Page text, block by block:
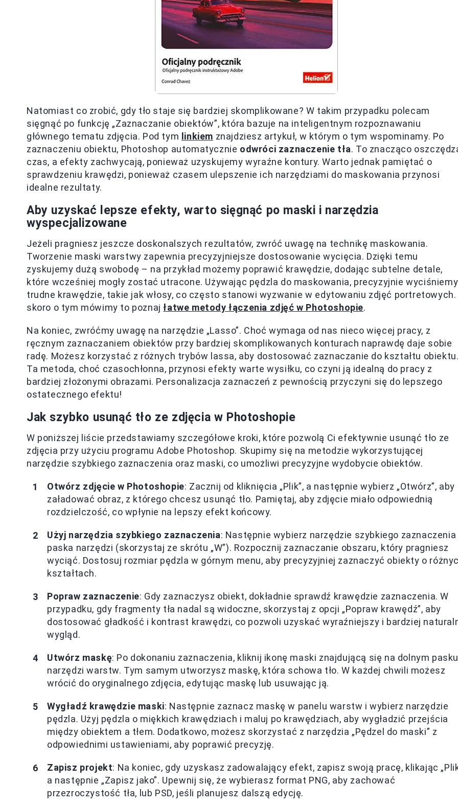
Natomiast co zrobić, gdy tło staje się bardziej skomplikowane? W takim przypadku polecam
sięgnąć po funkcję „Zaznaczanie obiektów”, która bazuje na inteligentnym rozpoznawaniu
głównego tematu zdjęcia. Pod tym linkiem znajdziesz artykuł, w którym o tym wspominamy. Po
zaznaczeniu obiektu, Photoshop automatycznie odwróci zaznaczenie tła. To znacząco
czas, a efekty zachwycają, ponieważ uzyskujemy wyraźne kontury. Warto jednak pamiętać o
sprawdzeniu krawędzi, ponieważ czasem ulepszenie ich narzędziami do maskowania przynosi
idealne rezultaty.
Aby uzyskać lepsze efekty, warto sięgnąć po maski i narzędzia
wyspecjalizowane
Jeżeli pragniesz jeszcze doskonalszych rezultatów, zwróć uwagę na technikę maskowania.
Tworzenie maski warstwy zapewnia precyzyjniejsze dostosowanie wycięcia. Dzięki temu
zyskujemy dużą swobodę – na przykład możemy poprawić krawędzie, dodając subtelne detale,
które wcześniej mogły zostać utracone. Używając pędzla do maskowania, precyzyjnie wyciśniemy
trudne krawędzie, takie jak włosy, co często stanowi wyzwanie w edytowaniu zdjęć portretowych.
skoro o tym mówimy to poznajłatwe metody łączenia zdjęć w Photoshopie.
Na koniec, zwróćmy uwagę na narzędzie „Lasso”. Choć wymaga od nas nieco więcej pracy, z
ręcznym zaznaczaniem obiektów przy bardziej skomplikowanych konturach naprawdę daje sobie
radę. Możesz korzystać z różnych trybów lassa, aby dostosować zaznaczanie do kształtu
Ta metoda, choć czasochłonna, przynosi efekty warte wysiłku, co czyni ją idealną do pracy z
bardziej złożonymi obrazami. Personalizacja zaznaczeń z pewnością przyczyni się do lepszego
ostatecznego efektu!
Jak szybko usunąć tło ze zdjęcia w Photoshopie
W poniższej liście przedstawiamy szczegółowe kroki, które pozwolą Ci efektywnie usunąć tło ze
zdjęcia przy użyciu programu Adobe Photoshop. Skupimy się na metodzie wykorzystującej
narzędzie szybkiego zaznaczenia oraz maski, co umożliwi precyzyjne wydobycie obiektów.
Otwórz zdjęcie w Photoshopie: Zacznij od kliknięcia „Plik”, a następnie wybierz „Otwórz”, aby
załadować obraz, z którego chcesz usunąć tło. Pamiętaj, aby zdjęcie miało odpowiednią
rozdzielczość, co wpłynie na lepszy efekt końcowy.
Użyj narzędzia szybkiego zaznaczenia: Następnie wybierz narzędzie szybkiego zaznaczenia
paska narzędzi (skorzystaj ze skrótu „W”). Rozpocznij zaznaczanie obszaru, który pragniesz
wyciąć. Dostosuj rozmiar pędzla w górnym menu, aby precyzyjniej zaznaczyć obiekty o
kształtach.
Popraw zaznaczenie: Gdy zaznaczysz obiekt, dokładnie sprawdź krawędzie zaznaczenia. W
przypadku, gdy fragmenty tła nadal są widoczne, skorzystaj z opcji „Popraw krawędź”, aby
dostosować gładkość i kontrast krawędzi, co pozwoli uzyskać wyraźniejszy i bardziej
wygląd.
Utwórz maskę: Po dokonaniu zaznaczenia, kliknij ikonę maski znajdującą się na dolnym
narzędzi warstw. Tym samym utworzysz maskę, która schowa tło. W każdej chwili możesz
wrócić do oryginalnego zdjęcia, edytując maskę lub usuwając ją.
Wygładź krawędzie maski: Następnie zaznacz maskę w panelu warstw i wybierz narzędzie
pędzla. Użyj pędzla o miękkich krawędziach i maluj po krawędziach, aby wygładzić przejścia
między obiektem a tłem. Dodatkowo, możesz skorzystać z narzędzia „Pędzel do maski” z
odpowiednimi ustawieniami, aby poprawić precyzję.
Zapisz projekt: Na koniec, gdy uzyskasz zadowalający efekt, zapisz swoją pracę, klikając
a następnie „Zapisz jako”. Upewnij się, że wybierasz format PNG, aby zachować
przezroczystość tła, lub PSD, jeśli planujesz dalszą edycję.